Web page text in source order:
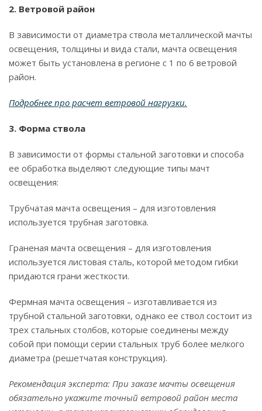
2. Ветровой район
В зависимости от диаметра ствола металлической мачты
освещения, толщины и вида стали, мачта освещения
может быть установлена в регионе с 1 по 6 ветровой
район.
Подробнее про расчет ветровой нагрузки.
3. Форма ствола
В зависимости от формы стальной заготовки и способа
ее обработка выделяют следующие типы мачт
освещения:
Трубчатая мачта освещения – для изготовления
используется трубная заготовка.
Граненая мачта освещения – для изготовления
используется листовая сталь, которой методом гибки
придаются грани жесткости.
Фермная мачта освещения – изготавливается из
трубной стальной заготовки, однако ее ствол состоит из
трех стальных столбов, которые соединены между
собой при помощи серии стальных труб более мелкого
диаметра (решетчатая конструкция).
Рекомендация эксперта: При заказе мачты освещения
обязательно укажите точный ветровой район места